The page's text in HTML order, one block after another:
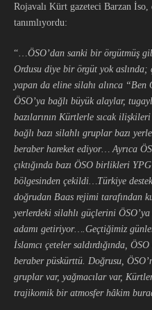
Rojavalı Kürt gazeteci Barzan İso,
tanımlıyordu:
“… ÖSO’dan sanki bir örgütmüş
Ordusu diye bir örgüt yok aslında;
yapan da eline silahı alınca “Ben
ÖSO’ya bağlı büyük alaylar,
bazılarının Kürtlerle sıcak
bağlı bazı silahlı gruplar bazı
beraber hareket ediyor… Ayrıca
çıktığında bazı ÖSO birlikleri
bölgesinden çekildi…Türkiye
doğrudan Baas rejimi tarafından
yerlerdeki silahlı güçlerini
adamı getiriyor….Geçtiğimiz
İslamcı çeteler saldırdığında,
beraber püskürttü. Doğrusu,
gruplar var, yağmacılar var,
trajikomik bir atmosfer hâkim